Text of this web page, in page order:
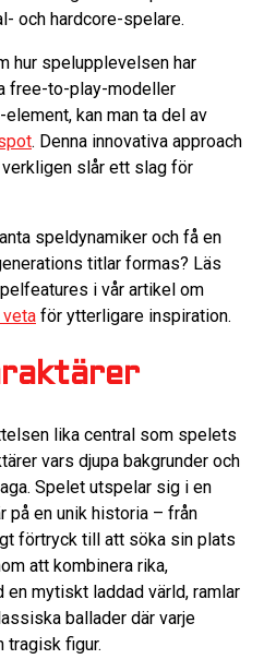
och hardcore-spelare.
hur spelupplevelsen har
free-to-play-modeller
kan man ta del av
. Denna innovativa approach
verkligen slår ett slag för
speldynamiker och få en
titlar formas? Läs
i vår artikel om
för ytterligare inspiration.
lika central som spelets
vars djupa bakgrunder och
Spelet utspelar sig i en
på en unik historia – från
förtryck till att söka sin plats
att kombinera rika,
mytiskt laddad värld, ramlar
ballader där varje
tragisk figur.